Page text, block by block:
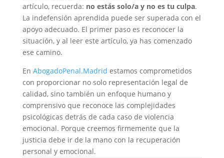
artículo, recuerda: no estás solo/a y no es tu culpa.
La indefensión aprendida puede ser superada con el
apoyo adecuado. El primer paso es reconocer la
situación, y al leer este artículo, ya has comenzado
ese camino.
En AbogadoPenal.Madrid estamos comprometidos
con proporcionar no solo representación legal de
calidad, sino también un enfoque humano y
comprensivo que reconoce las complejidades
psicológicas detrás de cada caso de violencia
emocional. Porque creemos firmemente que la
justicia debe ir de la mano con la recuperación
personal y emocional.